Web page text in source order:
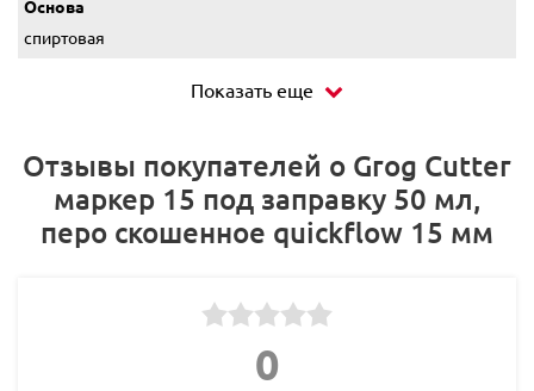
Основа
спиртовая
Показать еще
Отзывы покупателей о Grog Cutter
маркер 15 под заправку 50 мл,
перо скошенное quickflow 15 мм
0